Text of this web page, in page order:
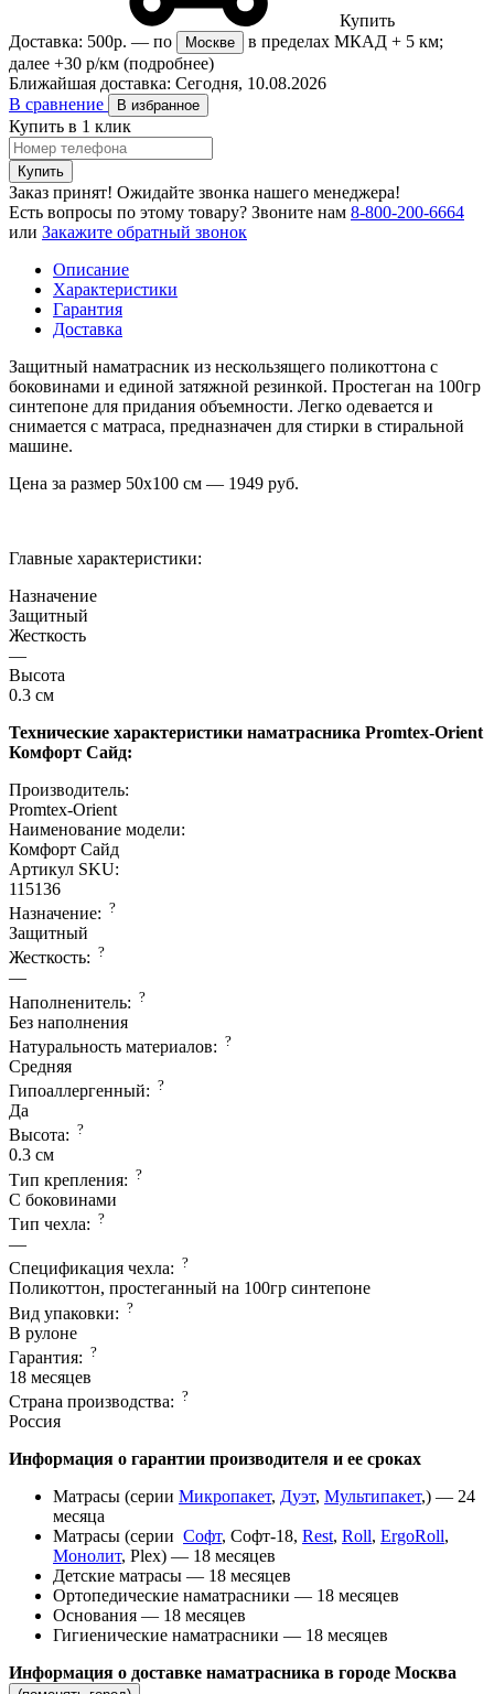
Купить
Доставка: 500р. — по Москве
в пределах МКАД + 5 км;
далее +30 р/км (подробнее)
Ближайшая доставка: Сегодня, 10.08.2026
В сравнение
В избранное
Купить в 1 клик
Купить
Заказ принят! Ожидайте звонка нашего менеджера!
Есть вопросы по этому товару? Звоните нам 8-800-200-6664
или Закажите обратный звонок
Описание
Характеристики
Гарантия
Доставка
Защитный наматрасник из нескользящего поликоттона с
боковинами и единой затяжной резинкой. Простеган на 100гр
синтепоне для придания объемности. Легко одевается и
снимается с матраса, предназначен для стирки в стиральной
машине.
Цена за размер 50х100 см — 1949 руб.
Главные характеристики:
Назначение
Защитный
Жесткость
—
Высота
0.3 см
Технические характеристики наматрасника Promtex-Orient
Комфорт Сайд:
Производитель:
Promtex-Orient
Наименование модели:
Комфорт Сайд
Артикул SKU:
115136
Назначение: ?
Защитный
Жесткость: ?
—
Наполненитель: ?
Без наполнения
Натуральность материалов: ?
Средняя
Гипоаллергенный: ?
Да
Высота: ?
0.3 см
Тип крепления: ?
С боковинами
Тип чехла: ?
—
Спецификация чехла: ?
Поликоттон, простеганный на 100гр синтепоне
Вид упаковки: ?
В рулоне
Гарантия: ?
18 месяцев
Страна производcтва: ?
Россия
Информация о гарантии производителя и ее сроках
Матрасы (серии Микропакет, Дуэт, Мультипакет,) — 24
месяца
Матрасы (серии Софт, Софт-18, Rest, Roll, ErgoRoll,
Монолит, Plex) — 18 месяцев
Детские матрасы — 18 месяцев
Ортопедические наматрасники — 18 месяцев
Основания — 18 месяцев
Гигиенические наматрасники — 18 месяцев
Информация о доставке наматрасника в городе Москва